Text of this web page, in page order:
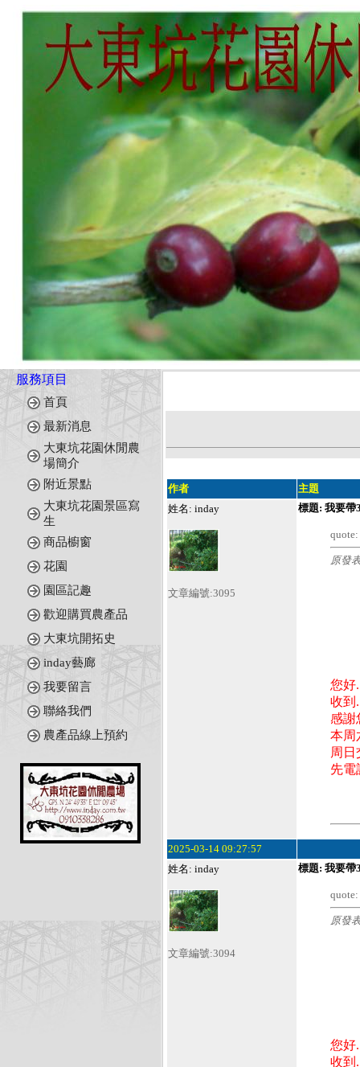
服務項目
首頁
最新消息
大東坑花園休閒農
場簡介
附近景點
大東坑花園景區寫
生
商品櫥窗
花園
園區記趣
歡迎購買農產品
大東坑開拓史
inday藝廊
我要留言
聯絡我們
農產品線上預約
作者
主題
姓名: inday
文章編號:3095
標題: 我要帶
quote:
原發
您好
收到
感謝
本周
周日
先電
2025-03-14 09:27:57
姓名: inday
文章編號:3094
標題: 我要帶
quote:
原發
您好
收到